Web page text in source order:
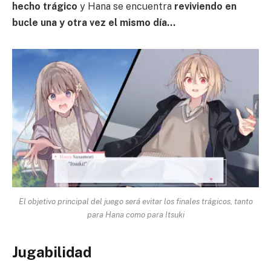
hecho trágico y Hana se encuentra reviviendo en
bucle una y otra vez el mismo día…
El objetivo principal del juego será evitar los finales trágicos, tanto
para Hana como para Itsuki
Jugabilidad